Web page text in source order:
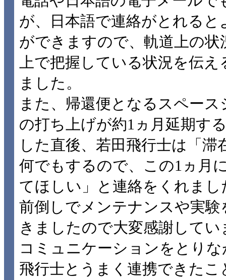
が、日本語で連絡がとれる
ができますので、軌道上の状
上で把握している状況を伝
ました。
また、帰還便となるスペース
の打ち上げが約1ヵ月延期す
した直後、若田飛行士は「
何でもするので、この1ヵ月
てほしい」と連絡をくれま
前倒しでメンテナンスや実
きましたので大変感謝して
コミュニケーションをとり
飛行士とうまく連携できた